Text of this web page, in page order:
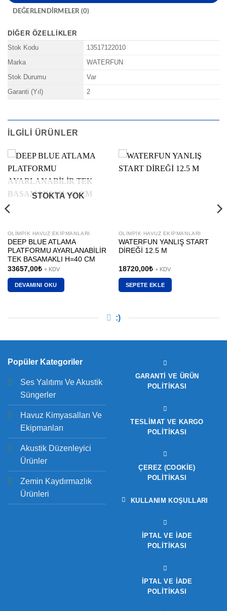
DEĞERLENDIRMELER (0)
DIĞER ÖZELLIKLER
Stok Kodu
13517122010
Marka WATERFUN
Stok Durumu Var
Garanti (Yıl) 2
İLGILI ÜRÜNLER
STOKTA YOK
OLIMPIK HAVUZ EKIPMANLARI
DEEP BLUE ATLAMA
PLATFORMU AYARLANABİLİR
TEK BASAMAKLI H=40 CM
33657,00₺ + KDV
DEVAMINI OKU
OLIMPIK HAVUZ EKIPMANLARI
WATERFUN YANLIŞ START
DİREĞİ 12.5 M
18720,00₺ + KDV
SEPETE EKLE
:)
Popüler Kategoriler
Ses Yalıtımı Ve Akustik
Süngerler
Havuz Kimyasalları Ve
Ekipmanları
Akustik Düzenleyici
Ürünler
Zemin Kaydırmazlık
Ürünleri
GARANTI VE ÜRÜN
POLITIKASI
TESLIMAT VE KARGO
POLITIKASI
ÇEREZ (COOKIE)
POLITIKASI
KULLANIM KOŞULLARI
İPTAL VE İADE
POLITIKASI
İPTAL VE İADE
POLITIKASI